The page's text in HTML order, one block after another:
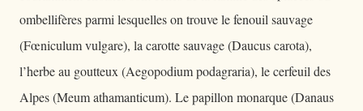
ombellifères parmi lesquelles on trouve le fenouil sauvage
(Fœniculum vulgare), la carotte sauvage (Daucus carota),
l’herbe au goutteux (Aegopodium podagraria), le cerfeuil des
Alpes (Meum athamanticum). Le papillon monarque (Danaus